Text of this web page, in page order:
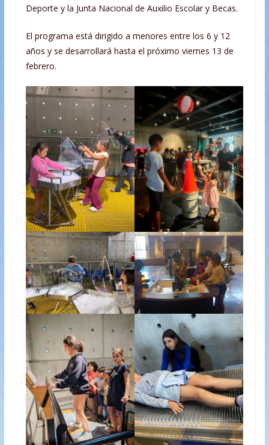
Deporte y la Junta Nacional de Auxilio Escolar y Becas.
El programa está dirigido a menores entre los 6 y 12
años y se desarrollará hasta el próximo viernes 13 de
febrero.